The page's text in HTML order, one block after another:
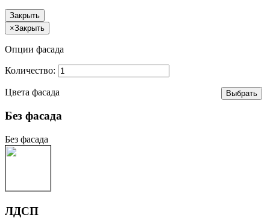
Закрыть
×Закрыть
Опции фасада
Количество:
Цвета фасада
Без фасада
Без фасада
ЛДСП